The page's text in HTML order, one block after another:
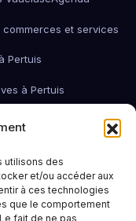
utilisons des
et/ou accéder aux
à ces technologies
que le comportement
fait de ne pas
et services
Pertuis
à Pertuis
Pertuis
Pertuis
patriotiques